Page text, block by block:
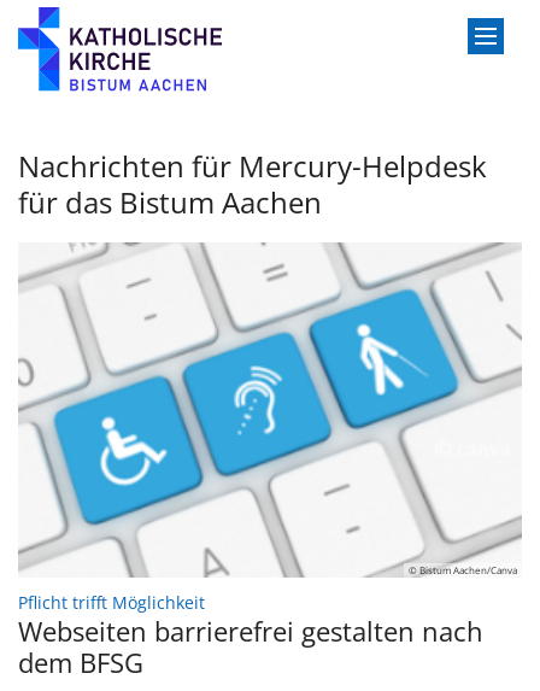
Zum Inhalt springen
Nachrichten für Mercury-Helpdesk
für das Bistum Aachen
© Bistum Aachen/Canva
Pflicht trifft Möglichkeit:
Webseiten barrierefrei gestalten nach
dem BFSG